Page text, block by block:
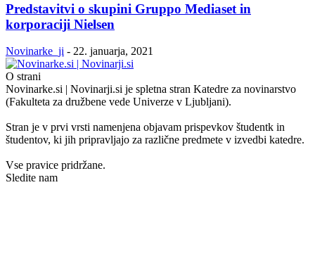
Predstavitvi o skupini Gruppo Mediaset in
korporaciji Nielsen
Novinarke_ji - 22. januarja, 2021
O strani
Novinarke.si | Novinarji.si je spletna stran Katedre za novinarstvo
(Fakulteta za družbene vede Univerze v Ljubljani).
Stran je v prvi vrsti namenjena objavam prispevkov študentk in
študentov, ki jih pripravljajo za različne predmete v izvedbi katedre.
Vse pravice pridržane.
Sledite nam